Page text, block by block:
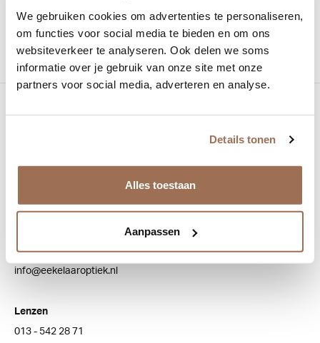
We gebruiken cookies om advertenties te personaliseren,
om functies voor social media te bieden en om ons
websiteverkeer te analyseren. Ook delen we soms
informatie over je gebruik van onze site met onze
partners voor social media, adverteren en analyse.
Details tonen
Alles toestaan
Aanpassen
Vorm: Rechthoekig
Klantenservice
013 - 543 20 73
info@eekelaaroptiek.nl
Lenzen
013 - 542 28 71